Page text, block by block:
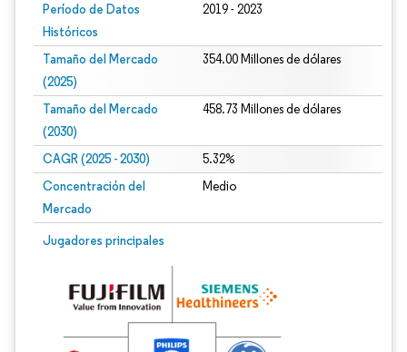
Período de Datos
Históricos
2019 - 2023
Tamaño del Mercado
(2025)
354.00 Millones de dólares
Tamaño del Mercado
(2030)
458.73 Millones de dólares
CAGR (2025 - 2030) 5.32%
Concentración del
Mercado
Medio
Jugadores principales